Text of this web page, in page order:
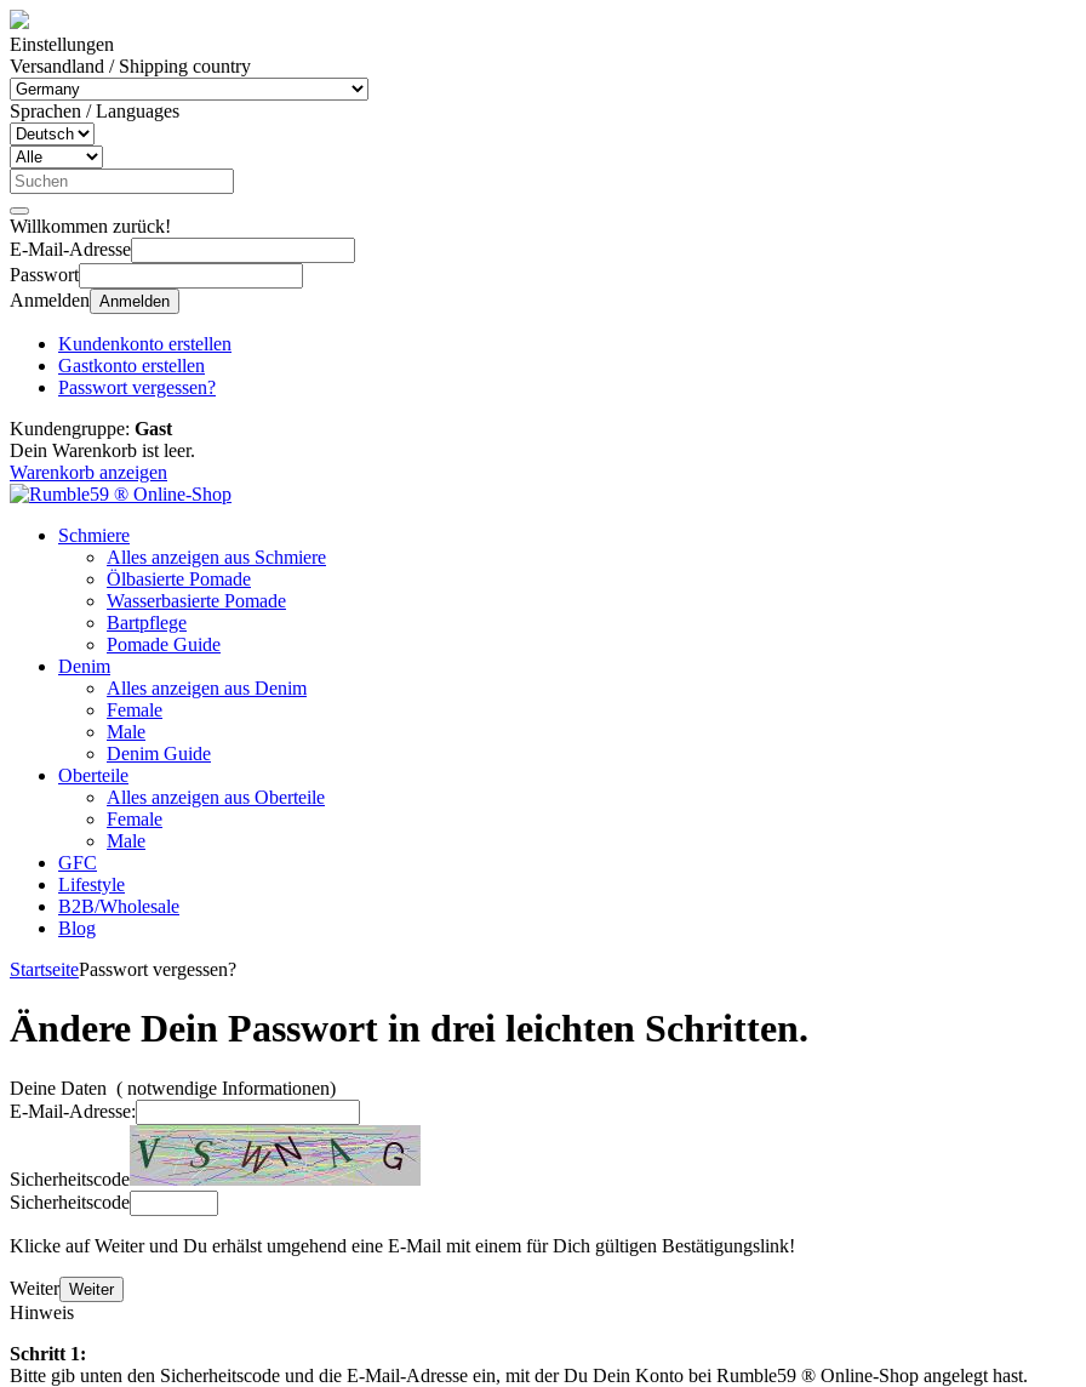
Einstellungen
Versandland / Shipping country
Sprachen / Languages
Willkommen zurück!
E-Mail-Adresse
Passwort
Anmelden Anmelden
Kundenkonto erstellen
Gastkonto erstellen
Passwort vergessen?
Kundengruppe: Gast
Dein Warenkorb ist leer.
Warenkorb anzeigen
Schmiere
Alles anzeigen aus Schmiere
Ölbasierte Pomade
Wasserbasierte Pomade
Bartpflege
Pomade Guide
Denim
Alles anzeigen aus Denim
Female
Male
Denim Guide
Oberteile
Alles anzeigen aus Oberteile
Female
Male
GFC
Lifestyle
B2B/Wholesale
Blog
StartseitePasswort vergessen?
Ändere Dein Passwort in drei leichten Schritten.
Deine Daten ( notwendige Informationen)
E-Mail-Adresse:
Sicherheitscode
Sicherheitscode
Klicke auf Weiter und Du erhälst umgehend eine E-Mail mit einem für Dich gültigen Bestätigungslink!
Weiter Weiter
Hinweis
Schritt 1:
Bitte gib unten den Sicherheitscode und die E-Mail-Adresse ein, mit der Du Dein Konto bei Rumble59 ® Online-Shop angelegt hast.